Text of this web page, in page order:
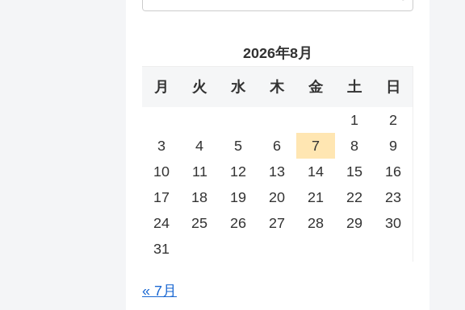
2026年8月
月 火 水 木 金 土 日
1
2
3
4 5 6 7 8
9
10
11 12 13 14 15
16
17
18 19 20 21 22
23
24
25 26 27 28 29
30
31
« 7月